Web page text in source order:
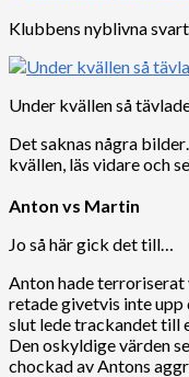
Klubbens nyblivna
Under kvällen så
Det saknas några
kvällen, läs vidare och
Anton vs Martin
Jo så här gick det till…
Anton hade terroriserat
retade givetvis inte
slut lede trackandet till
Den oskyldige värden
chockad av Antons